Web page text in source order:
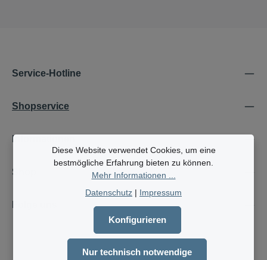
Service-Hotline
Shopservice
Informationen
Shop
Diese Website verwendet Cookies, um eine
bestmögliche Erfahrung bieten zu können.
Mehr Informationen ...
Datenschutz | Impressum
Nur technisch notwendige
Konfigurieren